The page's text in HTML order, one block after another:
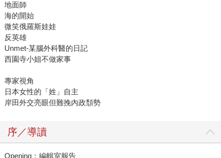
地面師
海的開始
微笑俄羅斯娃娃
反英雄
Unmet-某腦外科醫的日記
西園寺小姐不做家事
專家視角
日本女性的「姓」自主
岸田外交亮眼但難挽內政頹勢
序／導讀
Opening：編輯室報告